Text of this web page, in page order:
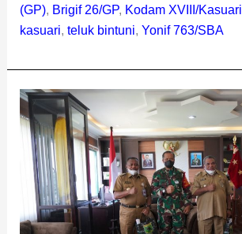
(GP), Brigif 26/GP, Kodam XVIII/Kasuari
kasuari, teluk bintuni, Yonif 763/SBA
Pangdam
XVIII/Kasuari
Terima
Audiensi
Bupati
dan
Wabup